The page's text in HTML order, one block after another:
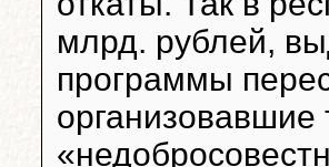
млрд. рублей,
программы
организовавшие